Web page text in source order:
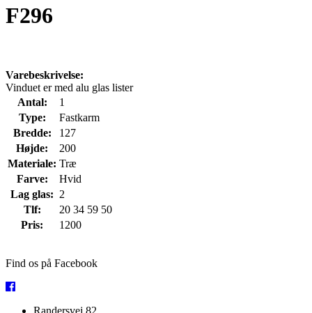
F296
Varebeskrivelse:
Vinduet er med alu glas lister
Antal:
1
Type:
Fastkarm
Bredde:
127
Højde:
200
Materiale: Træ
Farve:
Hvid
Lag glas: 2
Tlf:
20 34 59 50
Pris:
1200
Find os på Facebook
Randersvej 82